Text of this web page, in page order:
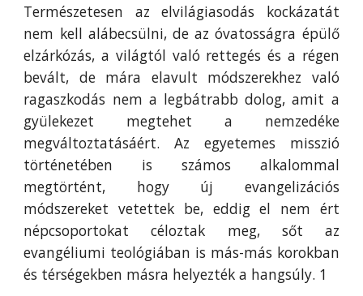
Természetesen az elvilágiasodás kockázatát
nem kell alábecsülni, de az óvatosságra épülő
elzárkózás, a világtól való rettegés és a régen
bevált, de mára elavult módszerekhez való
ragaszkodás nem a legbátrabb dolog, amit a
gyülekezet megtehet a nemzedéke
megváltoztatásáért. Az egyetemes misszió
történetében is számos alkalommal
megtörtént, hogy új evangelizációs
módszereket vetettek be, eddig el nem ért
népcsoportokat céloztak meg, sőt az
evangéliumi teológiában is más-más korokban
és térségekben másra helyezték a hangsúly. 1